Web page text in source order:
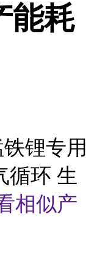
能耗
锂专用
循环 生
相似产